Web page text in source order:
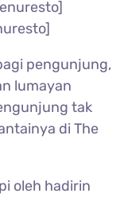
pengunjung,
lumayan
tak
di The
oleh hadirin